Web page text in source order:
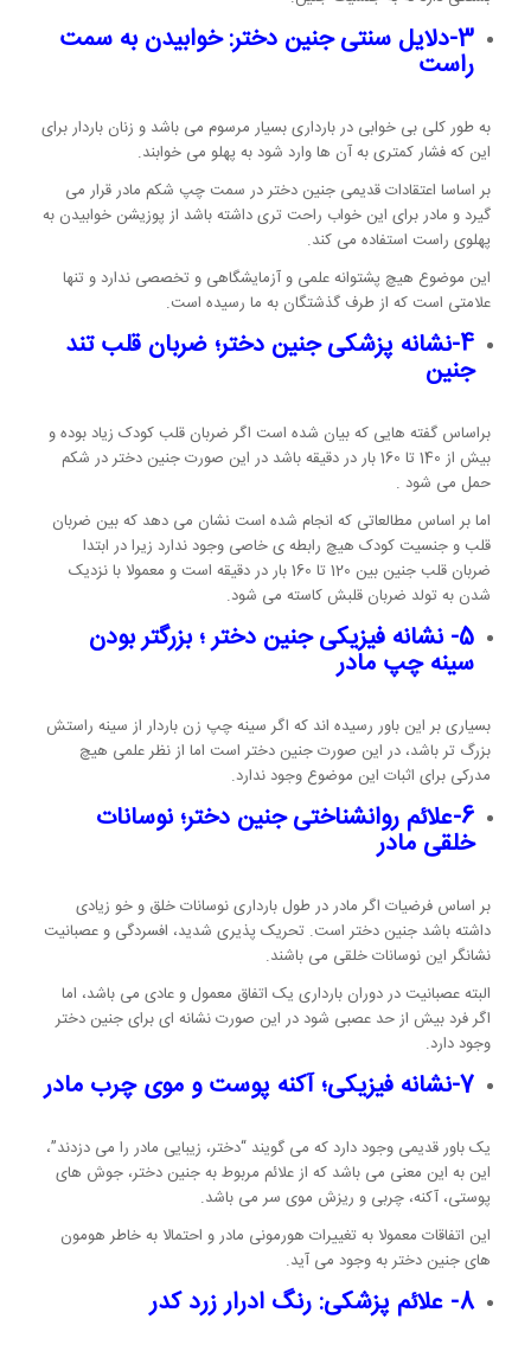
3-دلایل سنتی جنین دختر: خوابیدن به سمت
راست
به طور کلی بی خوابی در بارداری بسیار مرسوم می باشد و زنان باردار برای
این که فشار کمتری به آن ها وارد شود به پهلو می خوابند.
بر اساسا اعتقادات قدیمی جنین دختر در سمت چپ شکم مادر قرار می
گیرد و مادر برای این خواب راحت تری داشته باشد از پوزیشن خوابیدن به
پهلوی راست استفاده می کند.
این موضوع هیچ پشتوانه علمی و آزمایشگاهی و تخصصی ندارد و تنها
علامتی است که از طرف گذشتگان به ما رسیده است.
4-نشانه پزشکی جنین دختر؛ ضربان قلب تند
جنین
براساس گفته هایی که بیان شده است اگر ضربان قلب کودک زیاد بوده و
بیش از 140 تا 160 بار در دقیقه باشد در این صورت جنین دختر در شکم
حمل می شود .
اما بر اساس مطالعاتی که انجام شده است نشان می دهد که بین ضربان
قلب و جنسیت کودک هیچ رابطه ی خاصی وجود ندارد زیرا در ابتدا
ضربان قلب جنین بین 120 تا 160 بار در دقیقه است و معمولا با نزدیک
شدن به تولد ضربان قلبش کاسته می شود.
5- نشانه فیزیکی جنین دختر ؛ بزرگتر بودن
سینه چپ مادر
بسیاری بر این باور رسیده اند که اگر سینه چپ زن باردار از سینه راستش
بزرگ تر باشد، در این صورت جنین دختر است اما از نظر علمی هیچ
مدرکی برای اثبات این موضوع وجود ندارد.
6-علائم روانشناختی جنین دختر؛ نوسانات
خلقی مادر
بر اساس فرضیات اگر مادر در طول بارداری نوسانات خلق و خو زیادی
داشته باشد جنین دختر است. تحریک پذیری شدید، افسردگی و عصبانیت
نشانگر این نوسانات خلقی می باشند.
البته عصبانیت در دوران بارداری یک اتفاق معمول و عادی می باشد، اما
اگر فرد بیش از حد عصبی شود در این صورت نشانه ای برای جنین دختر
وجود دارد.
7-نشانه فیزیکی؛ آکنه پوست و موی چرب مادر
یک باور قدیمی وجود دارد که می گویند “دختر، زیبایی مادر را می دزدند”،
این به این معنی می باشد که از علائم مربوط به جنین دختر، جوش های
پوستی، آکنه، چربی و ریزش موی سر می باشد.
این اتفاقات معمولا به تغییرات هورمونی مادر و احتمالا به خاطر هومون
های جنین دختر به وجود می آید.
8- علائم پزشکی: رنگ ادرار زرد کدر